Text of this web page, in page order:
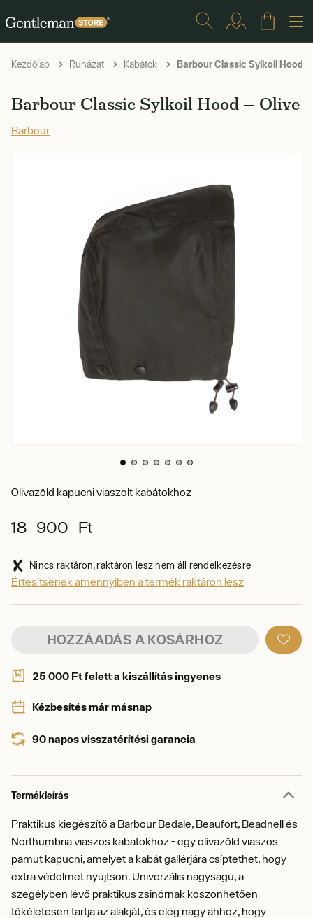
Kezdőlap Ruházat Kabátok Barbour Classic Sylkoil Hood
Barbour Classic Sylkoil Hood — Olive
Barbour
Olivazöld kapucni viaszolt kabátokhoz
18 900 Ft
Nincs raktáron, raktáron lesz nem áll rendelkezésre
Értesítsenek amennyiben a termék raktáron lesz
HOZZÁADÁS A KOSÁRHOZ
25 000 Ft felett a kiszállítás ingyenes
Kézbesítés már másnap
90 napos visszatérítési garancia
Termékleírás
Praktikus kiegészítő a Barbour Bedale, Beaufort, Beadnell és
Northumbria viaszos kabátokhoz - egy olívazöld viaszos
pamut kapucni, amelyet a kabát gallérjára csíptethet, hogy
extra védelmet nyújtson. Univerzális nagyságú, a
szegélyben lévő praktikus zsinórnak köszönhetően
tökéletesen tartja az alakját, és elég nagy ahhoz, hogy